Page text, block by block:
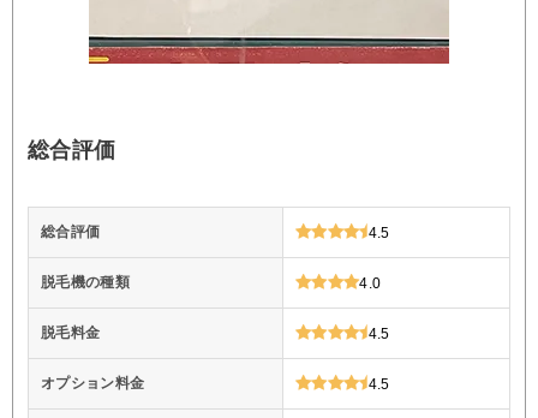
総合評価
総合評価 4.5
脱毛機の種類 4.0
脱毛料金 4.5
オプション料金 4.5